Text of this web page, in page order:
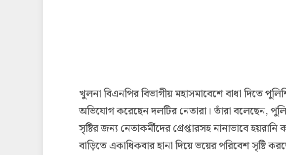
খুলনা বিএনপির বিভাগীয় মহাসমাবেশে বাধা দিতে
অভিযোগ করেছেন দলটির নেতারা। তাঁরা বলেছেন,
সৃষ্টির জন্য নেতাকর্মীদের গ্রেপ্তারসহ নানাভাবে
বাড়িতে একাধিকবার হানা দিয়ে ভয়ের পরিবেশ সৃষ্টি